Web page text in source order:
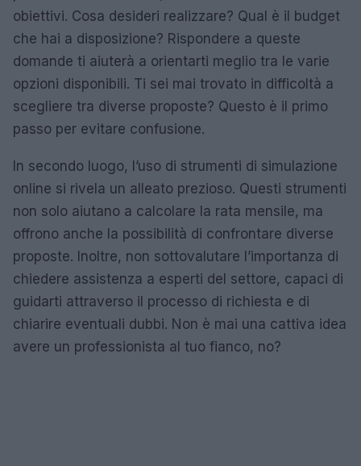
obiettivi. Cosa desideri realizzare? Qual è il budget
che hai a disposizione? Rispondere a queste
domande ti aiuterà a orientarti meglio tra le varie
opzioni disponibili. Ti sei mai trovato in difficoltà a
scegliere tra diverse proposte? Questo è il primo
passo per evitare confusione.
In secondo luogo, l’uso di strumenti di simulazione
online si rivela un alleato prezioso. Questi strumenti
non solo aiutano a calcolare la rata mensile, ma
offrono anche la possibilità di confrontare diverse
proposte. Inoltre, non sottovalutare l’importanza di
chiedere assistenza a esperti del settore, capaci di
guidarti attraverso il processo di richiesta e di
chiarire eventuali dubbi. Non è mai una cattiva idea
avere un professionista al tuo fianco, no?